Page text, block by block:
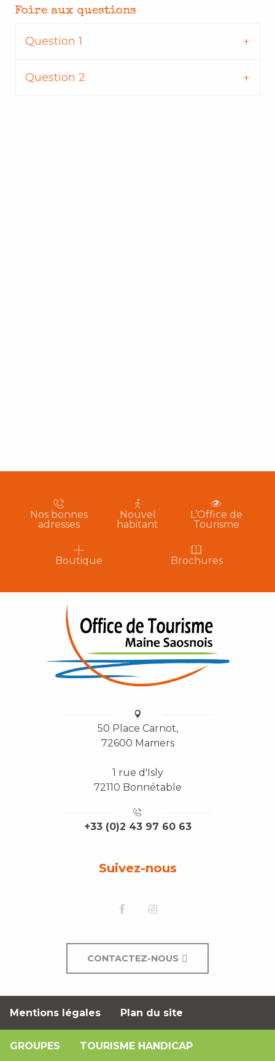
Foire aux questions
Question 1
Question 2
Nos bonnes
adresses
Nouvel
habitant
L’Office de
Tourisme
Boutique Brochures
50 Place Carnot,
72600 Mamers
1 rue d'Isly
72110 Bonnétable
+33 (0)2 43 97 60 63
Suivez-nous
CONTACTEZ-NOUS
Mentions légales Plan du site
GROUPES TOURISME HANDICAP